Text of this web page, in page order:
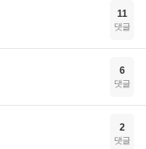
11
댓글
6
댓글
2
댓글